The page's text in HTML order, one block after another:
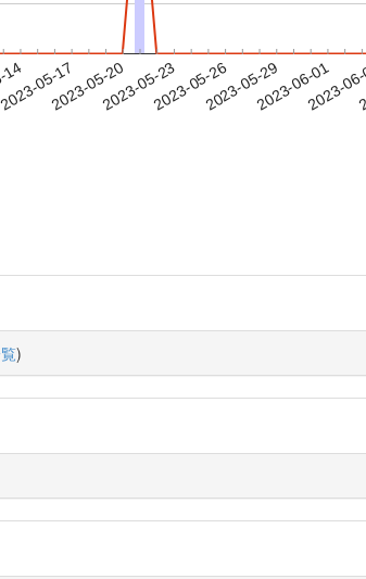
05-17
2023-05-202023-05-232023-05-262023-05-292023-06-01
2023-
)